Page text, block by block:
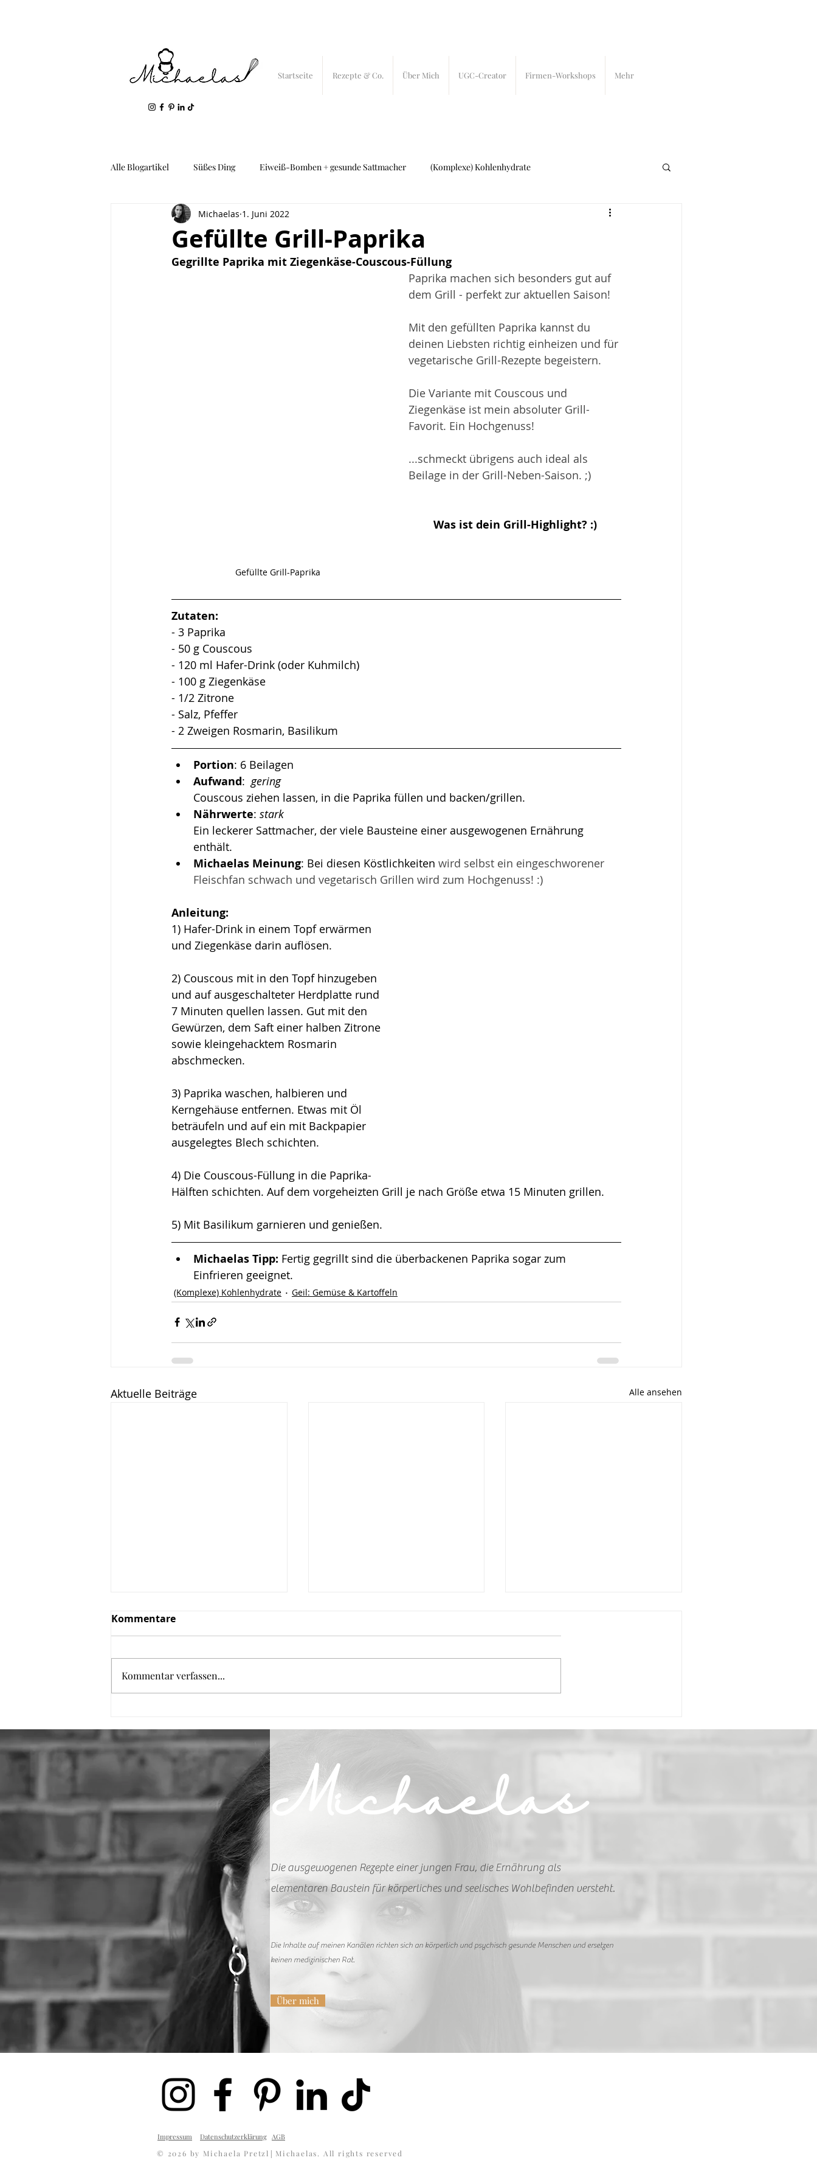
Startseite Rezepte & Co. Über Mich UGC-Creator Firmen-Workshops Mehr
Alle Blogartikel Süßes Ding Eiweiß-Bomben + gesunde Sattmacher (Komplexe) Kohlenhydrate
Geil: Gemüse & Kartoffeln Fisch und Fleisch
Gefüllte Grill-Paprika
Michaelas 1. Juni 2022
Gegrillte Paprika mit Ziegenkäse-Couscous-Füllung
Gefüllte Grill-Paprika
Paprika machen sich besonders gut auf
dem Grill - perfekt zur aktuellen Saison!
Mit den gefüllten Paprika kannst du
deinen Liebsten richtig einheizen und für
vegetarische Grill-Rezepte begeistern.
Die Variante mit Couscous und
Ziegenkäse ist mein absoluter Grill-
Favorit. Ein Hochgenuss!
...schmeckt übrigens auch ideal als
Beilage in der Grill-Neben-Saison. ;)
Was ist dein Grill-Highlight? :)
Zutaten:
- 3 Paprika
- 50 g Couscous
- 120 ml Hafer-Drink (oder Kuhmilch)
- 100 g Ziegenkäse
- 1/2 Zitrone
- Salz, Pfeffer
- 2 Zweigen Rosmarin, Basilikum
Portion: 6 Beilagen
Aufwand: gering
Couscous ziehen lassen, in die Paprika füllen und backen/grillen.
Nährwerte: stark
Ein leckerer Sattmacher, der viele Bausteine einer ausgewogenen Ernährung
enthält.
Michaelas Meinung: Bei diesen Köstlichkeiten wird selbst ein eingeschworener
Fleischfan schwach und vegetarisch Grillen wird zum Hochgenuss! :)
Anleitung:
1) Hafer-Drink in einem Topf erwärmen
und Ziegenkäse darin auflösen.
2) Couscous mit in den Topf hinzugeben
und auf ausgeschalteter Herdplatte rund
7 Minuten quellen lassen. Gut mit den
Gewürzen, dem Saft einer halben Zitrone
sowie kleingehacktem Rosmarin
abschmecken.
3) Paprika waschen, halbieren und
Kerngehäuse entfernen. Etwas mit Öl
beträufeln und auf ein mit Backpapier
ausgelegtes Blech schichten.
4) Die Couscous-Füllung in die Paprika-
Hälften schichten. Auf dem vorgeheizten Grill je nach Größe etwa 15 Minuten grillen.
5) Mit Basilikum garnieren und genießen.
Michaelas Tipp: Fertig gegrillt sind die überbackenen Paprika sogar zum
Einfrieren geeignet.
(Komplexe) Kohlenhydrate Geil: Gemüse & Kartoffeln
Aktuelle Beiträge Alle ansehen
Backofen
Kaltschale
Kommentare
Kommentar verfassen...
Michaelas
Die ausgewogenen Rezepte einer jungen Frau, die Ernährung als
elementaren Baustein für körperliches und seelisches Wohlbefinden versteht.
Die Inhalte auf meinen Kanälen richten sich an körperlich und psychisch gesunde Menschen und ersetzen
keinen medizinischen Rat.
Über mich
Impressum Datenschutzerklärung AGB
© 2026 by Michaela Pretzl | Michaelas. All rights reserved